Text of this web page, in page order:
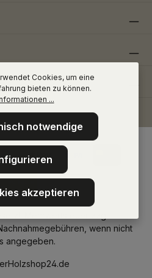
wenn nicht
angegeben.
Cookies, um eine
bieten zu können.
...
notwendige
akzeptieren